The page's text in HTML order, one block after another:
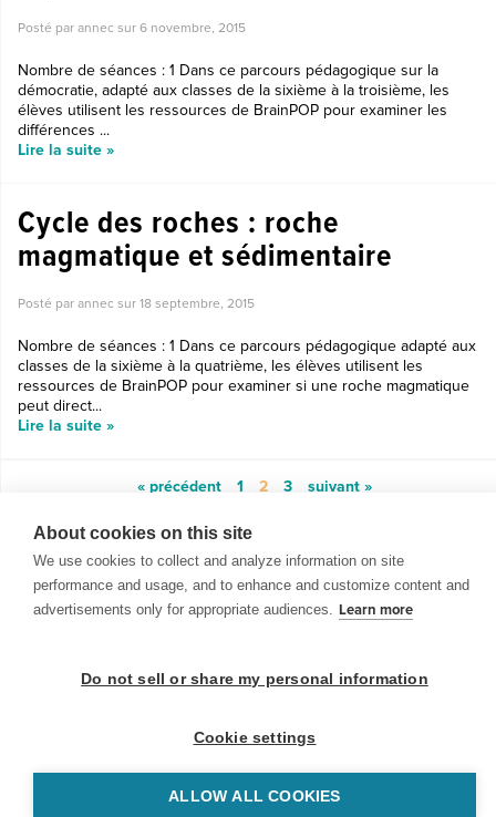
Posté par annec sur 6 novembre, 2015
Nombre de séances : 1 Dans ce parcours pédagogique sur la
démocratie, adapté aux classes de la sixième à la troisième, les
élèves utilisent les ressources de BrainPOP pour examiner les
différences ...
Lire la suite »
Cycle des roches : roche
magmatique et sédimentaire
Posté par annec sur 18 septembre, 2015
Nombre de séances : 1 Dans ce parcours pédagogique adapté aux
classes de la sixième à la quatrième, les élèves utilisent les
ressources de BrainPOP pour examiner si une roche magmatique
peut direct...
Lire la suite »
« précédent 1 2 3 suivant »
enseignants is proudly powered byWordPress. Built bySlipFire Web Development
About cookies on this site
We use cookies to collect and analyze information on site
performance and usage, and to enhance and customize content and
advertisements only for appropriate audiences. Learn more
Do not sell or share my personal information
Cookie settings
ALLOW ALL COOKIES